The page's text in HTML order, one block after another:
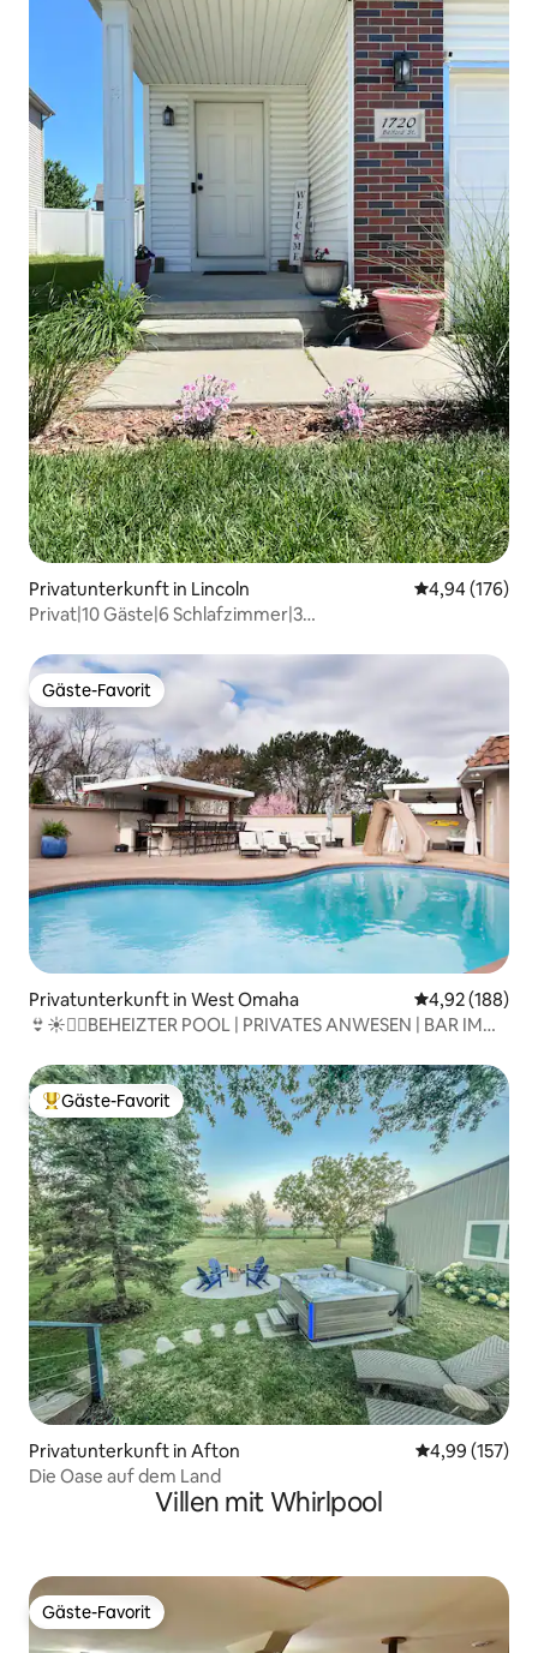
Privatunterkunft in Lincoln
4,94 (176)
Privat|10 Gäste|6 Schlafzimmer|3
Gäste-Favorit
Gäste-Favorit
Privatunterkunft in West Omaha
4,92 (188)
👙☀️🏊‍♀️BEHEIZTER POOL | PRIVATES ANWESEN | BAR IM
Beliebter Gäste-Favorit.
Gäste-Favorit
Privatunterkunft in Afton
4,99 (157)
Die Oase auf dem Land
Villen mit Whirlpool
Gäste-Favorit
Gäste-Favorit